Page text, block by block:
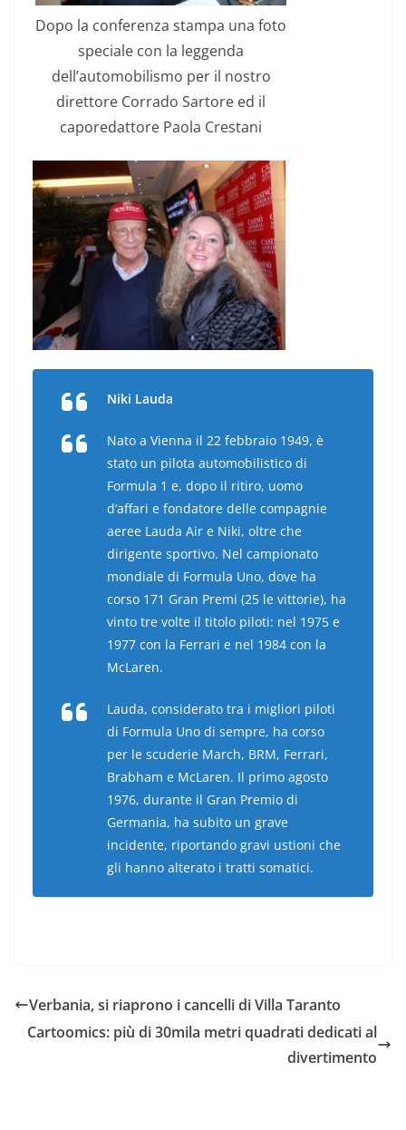
Dopo la conferenza stampa una foto
speciale con la leggenda
dell’automobilismo per il nostro
direttore Corrado Sartore ed il
caporedattore Paola Crestani
Niki Lauda
Nato a Vienna il 22 febbraio 1949, è
stato un pilota automobilistico di
Formula 1 e, dopo il ritiro, uomo
d’affari e fondatore delle compagnie
aeree Lauda Air e Niki, oltre che
dirigente sportivo. Nel campionato
mondiale di Formula Uno, dove ha
corso 171 Gran Premi (25 le vittorie), ha
vinto tre volte il titolo piloti: nel 1975 e
1977 con la Ferrari e nel 1984 con la
McLaren.
Lauda, considerato tra i migliori piloti
di Formula Uno di sempre, ha corso
per le scuderie March, BRM, Ferrari,
Brabham e McLaren. Il primo agosto
1976, durante il Gran Premio di
Germania, ha subito un grave
incidente, riportando gravi ustioni che
gli hanno alterato i tratti somatici.
Verbania, si riaprono i cancelli di Villa Taranto
Cartoomics: più di 30mila metri quadrati dedicati al
divertimento